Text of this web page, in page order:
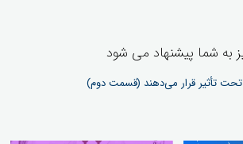
به شما پیشنهاد می شود
تحت تأثیر قرار می‌دهند (قسمت دوم)